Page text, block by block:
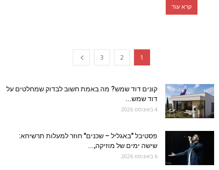
קרא עוד
1
2
3
קונים דוד שמש? מה באמת חשוב לבדוק שמחלטים על
דוד שמש...
4 באוגוסט 2026
פסטיבל "באגליל – שכנים" חוזר למעלות תרשיחא:
שישה ימים של מוזיקה,...
6 באוגוסט 2026